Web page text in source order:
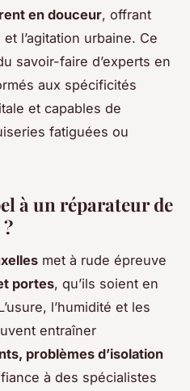
en douceur, offrant
l’agitation urbaine. Ce
savoir-faire d’experts en
aux spécificités
et capables de
fatiguées ou
à un réparateur de
met à rude épreuve
portes, qu’ils soient en
l’humidité et les
entraîner
problèmes d’isolation
à des spécialistes